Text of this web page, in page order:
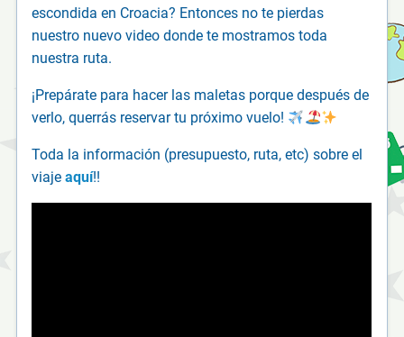
escondida en Croacia? Entonces no te pierdas
nuestro nuevo video donde te mostramos toda
nuestra ruta.
¡Prepárate para hacer las maletas porque después de
verlo, querrás reservar tu próximo vuelo!
Toda la información (presupuesto, ruta, etc) sobre el
viajeaquí!!